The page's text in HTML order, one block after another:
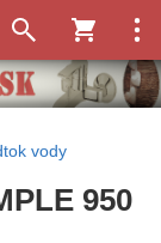
vody
950